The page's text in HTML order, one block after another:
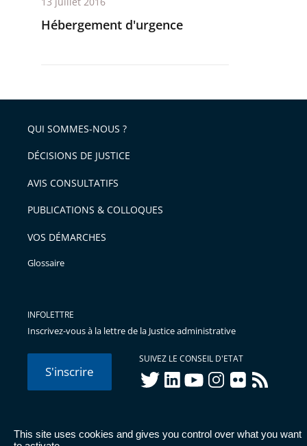
This site uses cookies and gives you control over what you want
Hébergement d'urgence
QUI SOMMES-NOUS ?
DÉCISIONS DE JUSTICE
AVIS CONSULTATIFS
PUBLICATIONS & COLLOQUES
VOS DÉMARCHES
Glossaire
INFOLETTRE
Inscrivez-vous à la lettre de la Justice administrative
S'inscrire
SUIVEZ LE CONSEIL D'ETAT
twitterlinkedInyoutubeinstagram
flickr rss
© Conseil d'État 2026 - Mentions légales Données